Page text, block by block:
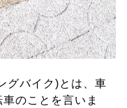
グバイク)とは、車
のことを言いま